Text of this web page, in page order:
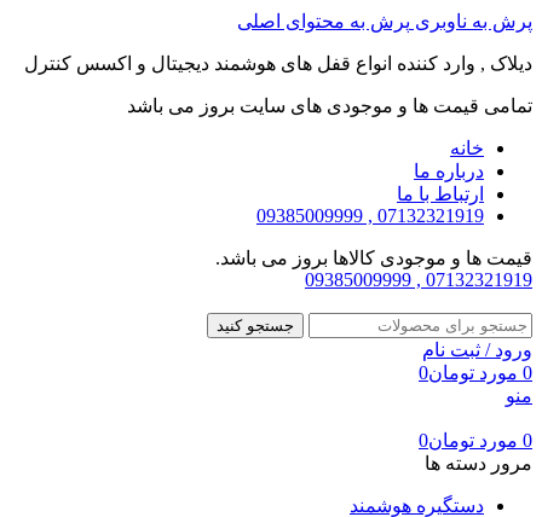
پرش به ناوبری پرش به محتوای اصلی
دیلاک , وارد کننده انواع قفل های هوشمند دیجیتال و اکسس کنترل
تمامی قیمت ها و موجودی های سایت بروز می باشد
خانه
درباره ما
ارتباط با ما
07132321919 , 09385009999
قیمت ها و موجودی کالاها بروز می باشد.
07132321919 , 09385009999
جستجو کنید
ورود / ثبت نام
0 مورد تومان0
منو
0 مورد تومان0
مرور دسته ها
دستگیره هوشمند